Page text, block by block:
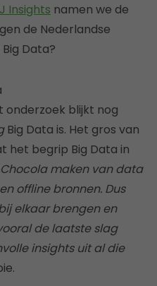
Insights namen we de
de Nederlandse
Data?
onderzoek blijkt nog
Big Data is. Het gros van
het begrip Big Data in
Chocola maken van data
offline bronnen. Dus
elkaar brengen en
de laatste slag
insights uit al die